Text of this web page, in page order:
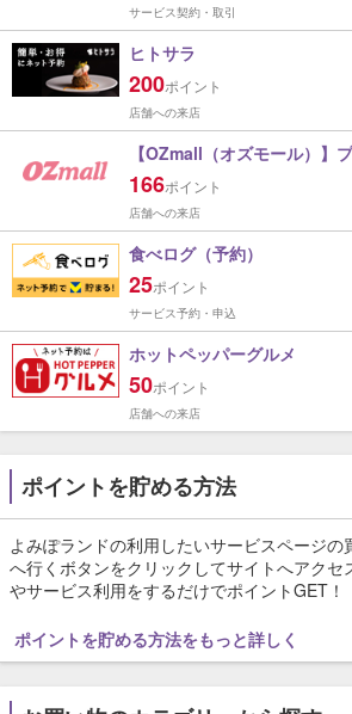
サービス契約・取引
ヒトサラ
200ポイント
店舗への来店
【OZmall（オズモール）】
166ポイント
店舗への来店
食べログ（予約）
25ポイント
サービス予約・申込
ホットペッパーグルメ
50ポイント
店舗への来店
ポイントを貯める方法
よみぽランドの利用したいサービスページの
へ行くボタンをクリックしてサイトへアクセ
やサービス利用をするだけでポイントGET！
ポイントを貯める方法をもっと詳しく